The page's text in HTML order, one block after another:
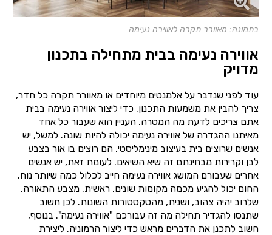
בתמונה: מאוורר תקרה לאווירה נעימה
אווירה נעימה בבית מתחילה בתכנון
מדויק
עוד לפני שנדבר על אלמנטים מיוחדים או מאוורר תקרה כל חדר,
צריך להבין את משמעות התכנון. כדי ליצור אווירה נעימה בבית
אתם צריכים לדעת מה המטרה. העניין הוא שעבור כל אחד
מאיתנו ההגדרה של אווירה נעימה יכולה להיות שונה. למשל, יש
אנשים שרוצים בית בעיצוב מינימליסטי. הם רוצים בו אור בצבע
לבן וקרירות מבחינתם זה שיא השיאים. לעומת זאת, יש אנשים
אחרים שעבורם המושג אווירה נעימה חייב לכלול כמה שיותר נוח.
החום יכול להגיע מכמה מקומות שונים. ראשית, מצבע התאורה,
שלרוב יהיה צהוב, ושנית, מהטקסטורות השונות. לכן חשוב
שתנסו להגדיר תחילה מה זה עבורכם "אווירה נעימה". בנוסף,
חשוב לתכנן את הדברים מראש כדי ליצור הרמוניה. ליצירת